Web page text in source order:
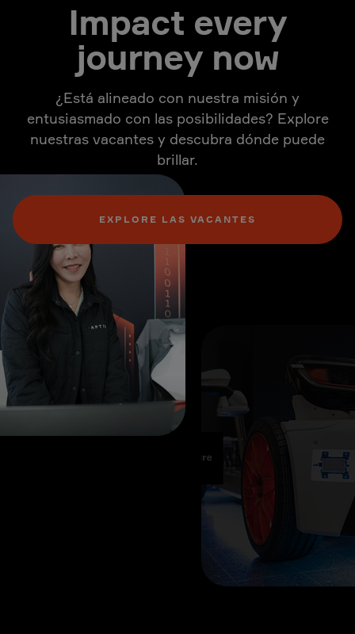
Impact every
journey now
¿Está alineado con nuestra misión y
entusiasmado con las posibilidades? Explore
nuestras vacantes y descubra dónde puede
brillar.
EXPLORE LAS VACANTES